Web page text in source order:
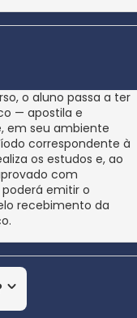
o aluno passa a ter
— apostila e
em seu ambiente
correspondente à
os estudos e, ao
com
emitir o
recebimento da